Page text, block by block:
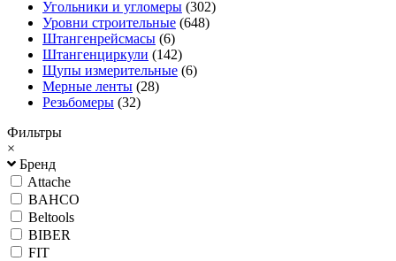
Угольники и угломеры (302)
Уровни строительные (648)
Штангенрейсмасы (6)
Штангенциркули (142)
Щупы измерительные (6)
Мерные ленты (28)
Резьбомеры (32)
Фильтры
×
Бренд
Attache
BAHCO
Beltools
BIBER
FIT